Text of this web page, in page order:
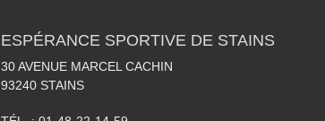
ESPÉRANCE SPORTIVE DE STAINS
30 AVENUE MARCEL CACHIN
93240 STAINS